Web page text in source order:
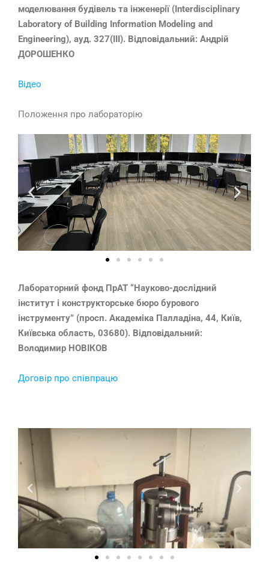
моделювання будівель та інженерії (Interdisciplinary
Laboratory of Building Information Modeling and
Engineering), ауд. 327(ІІІ). Відповідальний: Андрій
ДОРОШЕНКО
Відео
Положення про лабораторію
Лабораторний фонд ПрАТ “Науково-дослідний
інститут і конструкторське бюро бурового
інструменту” (просп. Академіка Палладіна, 44, Київ,
Київська область, 03680). Відповідальний:
Володимир НОВІКОВ
Договір про співпрацю